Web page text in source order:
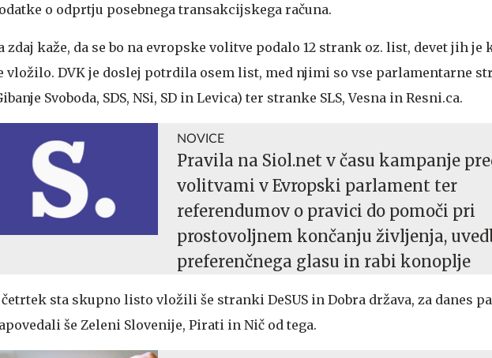
o odprtju posebnega transakcijskega računa.
zdaj kaže, da se bo na evropske volitve podalo 12 strank oz. list, devet jih je
vložilo. DVK je doslej potrdila osem list, med njimi so vse parlamentarne
Svoboda, SDS, NSi, SD in Levica) ter stranke SLS, Vesna in Resni.ca.
NOVICE
Pravila na Siol.net v času kampanje
volitvami v Evropski parlament ter
referendumov o pravici do pomoči pri
prostovoljnem končanju življenja,
preferenčnega glasu in rabi konoplje
četrtek sta skupno listo vložili še stranki DeSUS in Dobra država, za danes
še Zeleni Slovenije, Pirati in Nič od tega.